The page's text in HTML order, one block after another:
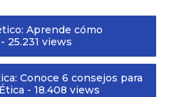
Aprende cómo
- 25.231 views
Conoce 6 consejos para
- 18.408 views